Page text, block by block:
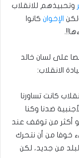
وتحبيذهم للانقلاب
الإخوان كانوا
على لسان خالد
الانقلاب:
كانت تساورنا
ضدنا وكنا
أكثر من توقف عند
خوفا من أن نتحرك
من جديد، لكن